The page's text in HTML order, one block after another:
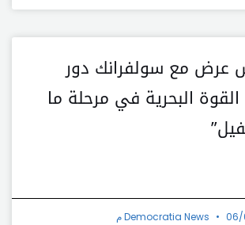
عرض مع سولفرانك دور
القوة البحرية في مرحلة ما
Democratia News 06/